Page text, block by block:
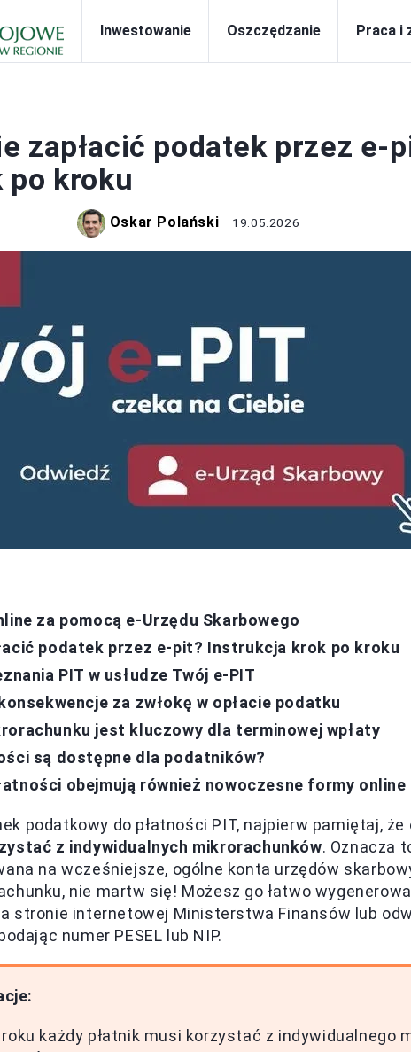
Inwestowanie Oszczędzanie Praca i
zapłacić podatek przez e-
po kroku
Oskar Polański 19.05.2026
za pomocą e-Urzędu Skarbowego
podatek przez e-pit? Instrukcja krok po kroku
PIT w usłudze Twój e-PIT
za zwłokę w opłacie podatku
jest kluczowy dla terminowej wpłaty
są dostępne dla podatników?
obejmują również nowoczesne formy online
podatkowy do płatności PIT, najpierw pamiętaj, że
z indywidualnych mikrorachunków. Oznacza
na wcześniejsze, ogólne konta urzędów
nie martw się! Możesz go łatwo
stronie internetowej Ministerstwa Finansów lub
numer PESEL lub NIP.
każdy płatnik musi korzystać z indywidualnego